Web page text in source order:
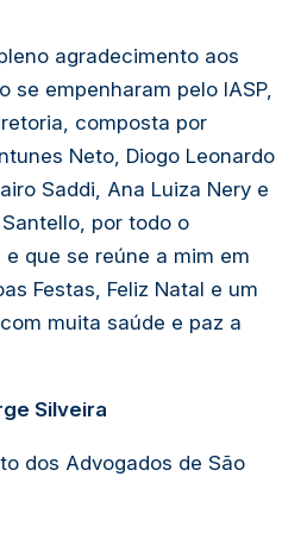
agradecimento aos
se empenharam pelo IASP,
composta por
Neto, Diogo Leonardo
Saddi, Ana Luiza Nery e
por todo o
que se reúne a mim em
Festas, Feliz Natal e um
muita saúde e paz a
Silveira
dos Advogados de São